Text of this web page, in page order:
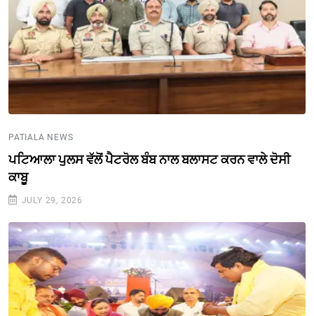
PATIALA NEWS
ਪਟਿਆਲਾ ਪੁਲਸ ਵੱਲੋਂ ਪੈਟਰੋਲ ਬੰਬ ਨਾਲ ਬਲਾਸਟ ਕਰਨ ਵਾਲੇ ਦੋਸੀ
ਕਾਬੂ
JULY 29, 2026